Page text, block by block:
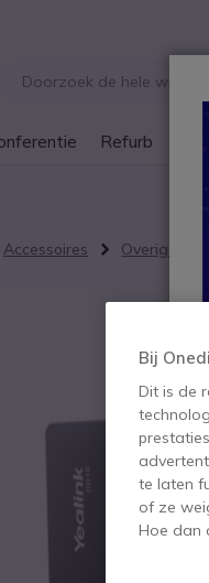
Refurb
Accessoires Overige
Bij
Dit is de
te laten
of ze
Hoe dan